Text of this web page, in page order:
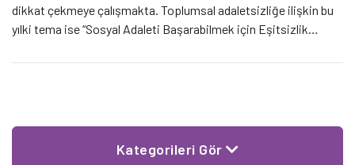
dikkat çekmeye çalışmakta. Toplumsal adaletsizliğe ilişkin bu
yılki tema ise “Sosyal Adaleti Başarabilmek için Eşitsizlik
rağmen en zengin ile en yoksul arasındaki makas gittikçe
Kategorileri Gör